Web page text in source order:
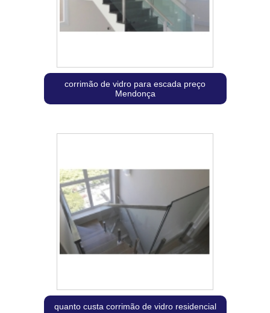
corrimão de vidro para escada preço
Mendonça
quanto custa corrimão de vidro residencial